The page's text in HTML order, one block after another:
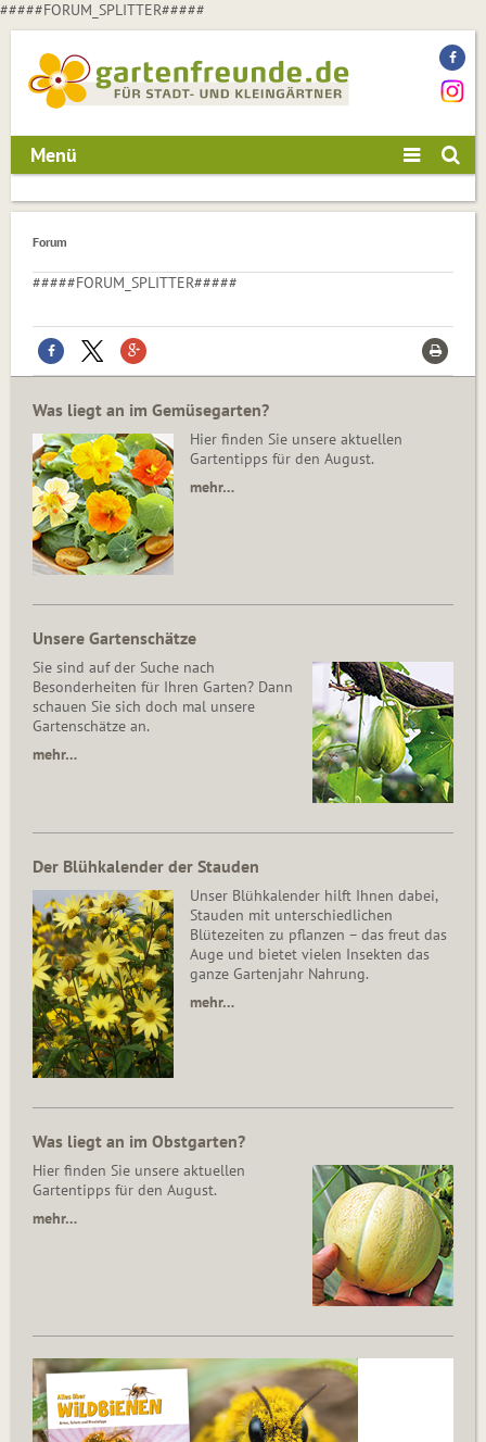
#####FORUM_SPLITTER#####
Menü
Forum
#####FORUM_SPLITTER#####
Was liegt an im Gemüsegarten?
Hier finden Sie unsere aktuellen
Gartentipps für den August.
mehr…
Unsere Gartenschätze
Sie sind auf der Suche nach
Besonderheiten für Ihren Garten? Dann
schauen Sie sich doch mal unsere
Gartenschätze an.
mehr…
Der Blühkalender der Stauden
Unser Blühkalender hilft Ihnen dabei,
Stauden mit unterschiedlichen
Blütezeiten zu pflanzen – das freut das
Auge und bietet vielen Insekten das
ganze Gartenjahr Nahrung.
mehr…
Was liegt an im Obstgarten?
Hier finden Sie unsere aktuellen
Gartentipps für den August.
mehr…